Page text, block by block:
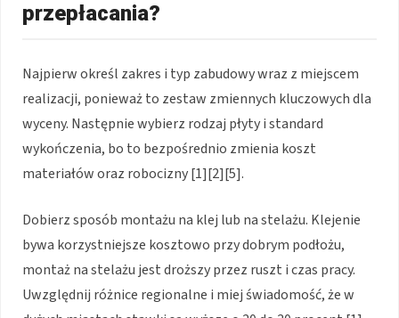
przepłacania?
Najpierw określ zakres i typ zabudowy wraz z miejscem
realizacji, ponieważ to zestaw zmiennych kluczowych dla
wyceny. Następnie wybierz rodzaj płyty i standard
wykończenia, bo to bezpośrednio zmienia koszt
materiałów oraz robocizny [1][2][5].
Dobierz sposób montażu na klej lub na stelażu. Klejenie
bywa korzystniejsze kosztowo przy dobrym podłożu,
montaż na stelażu jest droższy przez ruszt i czas pracy.
Uwzględnij różnice regionalne i miej świadomość, że w